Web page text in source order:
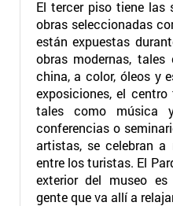
El tercer piso tiene las
obras seleccionadas
están expuestas
obras modernas,
china, a color, óleos y
exposiciones, el
tales como música
conferencias o
artistas, se celebran a
entre los turistas. El
exterior del museo
gente que va allí a